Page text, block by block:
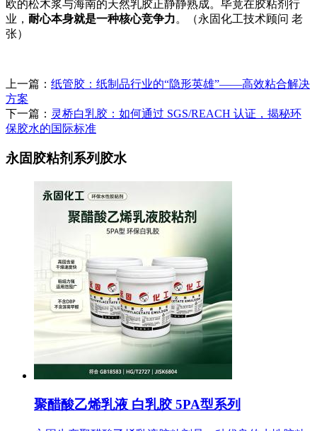
欧的松木浆与海南的天然乳胶正静静熟成。毕竟在胶粘剂行
业， 耐心本身就是一种核心竞争力。（永固化工技术顾问 老
张）
上一篇： 纸管胶：纸制品行业的“隐形英雄”——高效粘合解决
方案
下一篇： 灵桥白乳胶：如何通过 SGS/REACH 认证，揭秘环
保胶水的国际标准
永固胶粘剂系列胶水
聚醋酸乙烯乳液 白乳胶 5PA型系列